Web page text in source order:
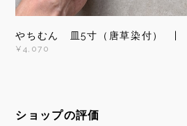
やちむん 皿5寸（唐草染付） |
¥4,070
ショップの評価